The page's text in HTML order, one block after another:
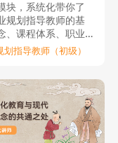
块，系统化带你了
规划指导教师的基
、课程体系、职业
理论依据。
划指导教师（初级）